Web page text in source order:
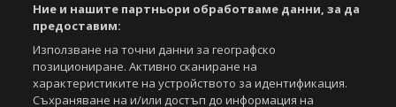
видео материали, публикувани в сайта, са собственост на Агенция
Спортал, освен ако изрично е посочено друго. Допуска се
публикуване на текстови материали само след писмено съгласие на
Агенция Спортал, посочване на източника и добавяне на линк към
www.sportal.bg. Използването на графични и видео материали,
публикувани в сайта, е строго забранено. Нарушителите ще бъдат
Ние и нашите партньори обработваме данни, за да
предоставим:
Използване на точни данни за географско
позициониране. Активно сканиране на
характеристиките на устройството за идентификация.
Съхраняване на и/или достъп до информация на